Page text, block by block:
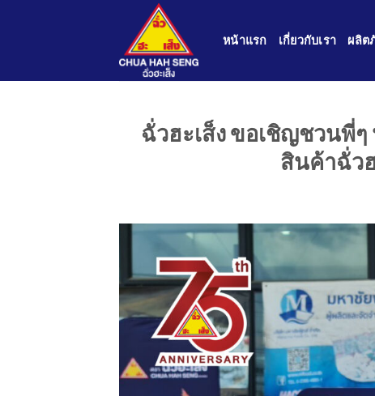
หน้าแรก เกี่ยวกับเรา ผลิ
ฉั่วฮะเส็ง ขอเชิญชวนพี่
สินค้าฉั่ว